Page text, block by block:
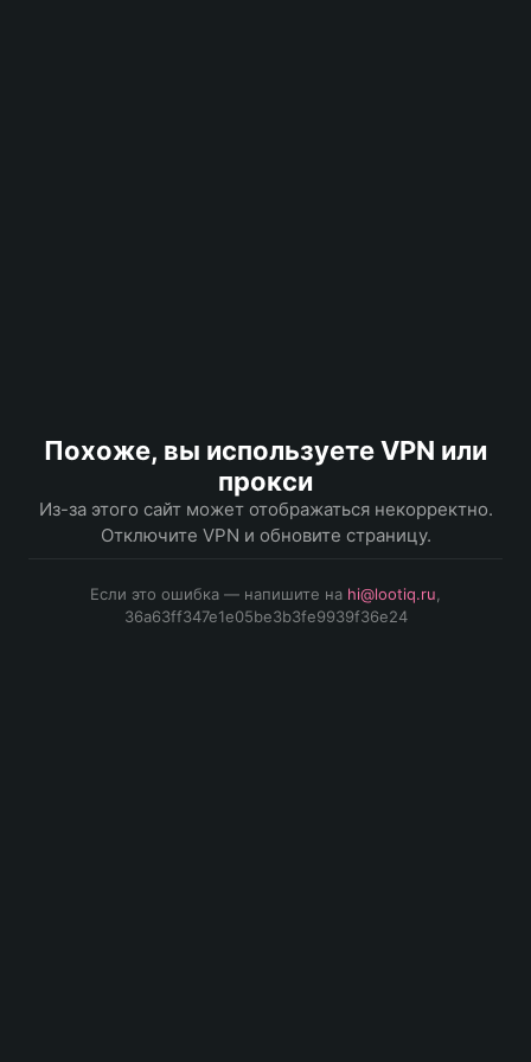
Похоже, вы используете VPN или
прокси
Из-за этого сайт может отображаться некорректно.
Отключите VPN и обновите страницу.
Если это ошибка — напишите на hi@lootiq.ru
36a63ff347e1e05be3b3fe9939f36e24